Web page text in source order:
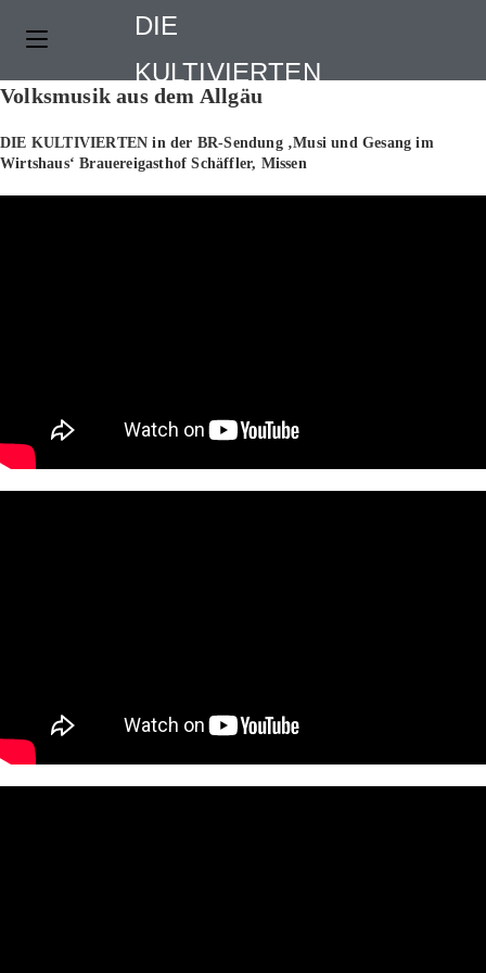
Inhalt
DIE
KULTIVIERTEN
Volksmusik aus dem Allgäu
DIE KULTIVIERTEN in der BR-Sendung ‚Musi und Gesang im
Wirtshaus‘ Brauereigasthof Schäffler, Missen